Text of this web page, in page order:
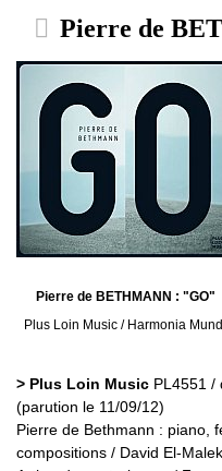
Pierre de
Pierre de BETHMANN : "GO"
Plus Loin Music / Harmonia
> Plus Loin Music PL4551 /
(parution le 11/09/12)
Pierre de Bethmann : piano,
compositions / David El-